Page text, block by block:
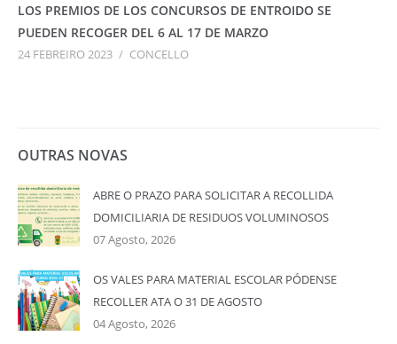
LOS PREMIOS DE LOS CONCURSOS DE ENTROIDO SE
PUEDEN RECOGER DEL 6 AL 17 DE MARZO
24 FEBREIRO 2023 / CONCELLO
OUTRAS NOVAS
ABRE O PRAZO PARA SOLICITAR A RECOLLIDA
DOMICILIARIA DE RESIDUOS VOLUMINOSOS
07 Agosto, 2026
OS VALES PARA MATERIAL ESCOLAR PÓDENSE
RECOLLER ATA O 31 DE AGOSTO
04 Agosto, 2026